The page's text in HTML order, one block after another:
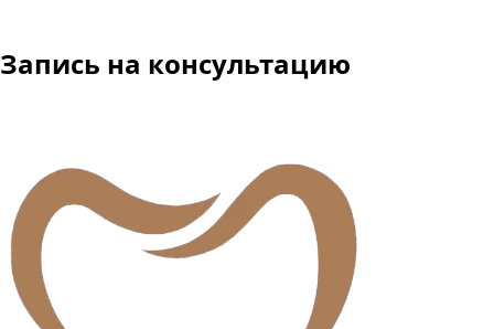
Запись на консультацию